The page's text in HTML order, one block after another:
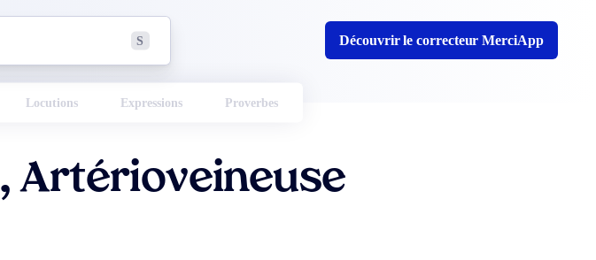
S Découvrir le correcteur MerciApp
Locutions Expressions Proverbes
Artérioveineuse